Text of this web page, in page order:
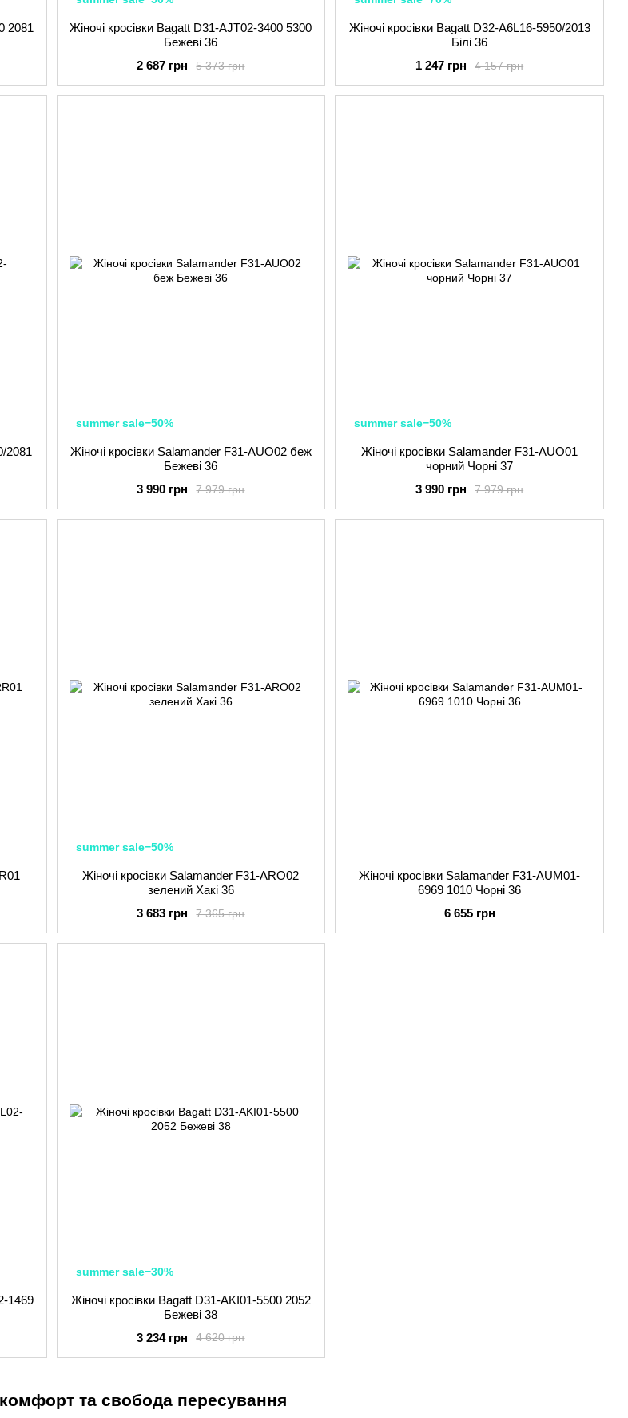
комфорт та свобода пересування
2081
Жіночі кросівки Bagatt D31-AJT02-3400 5300
Бежеві 36
5 373 грн
2 687 грн
Жіночі кросівки Bagatt D32-A6L16-5950/2013
Білі 36
4 157 грн
1 247 грн
2081
summer sale−50%
Жіночі кросівки Salamander F31-AUO02 беж
Бежеві 36
7 979 грн
3 990 грн
summer sale−50%
Жіночі кросівки Salamander F31-AUO01
чорний Чорні 37
7 979 грн
3 990 грн
summer sale−50%
Жіночі кросівки Salamander F31-ARO02
зелений Хакі 36
7 365 грн
3 683 грн
Жіночі кросівки Salamander F31-AUM01-
6969 1010 Чорні 36
6 655 грн
1469
summer sale−30%
Жіночі кросівки Bagatt D31-AKI01-5500 2052
Бежеві 38
4 620 грн
3 234 грн